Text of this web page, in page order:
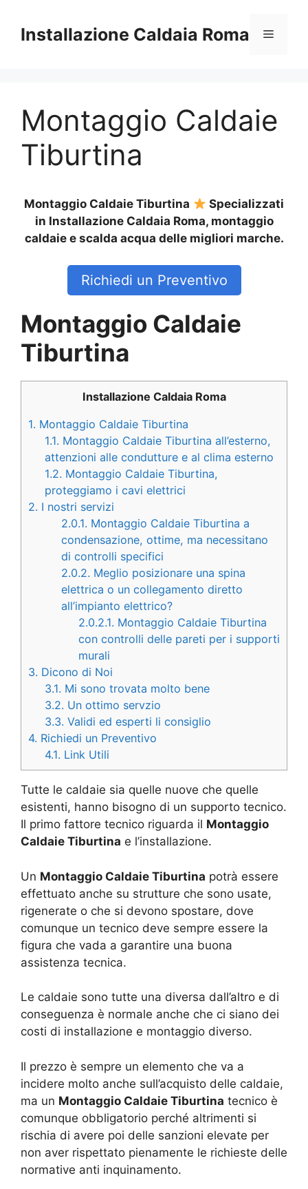
contenuto
Installazione Caldaia Roma Menu
Montaggio Caldaie
Tiburtina
Montaggio Caldaie Tiburtina
Specializzati
in Installazione Caldaia Roma, montaggio
caldaie e scalda acqua delle migliori marche.
Richiedi un Preventivo
Montaggio Caldaie
Tiburtina
Installazione Caldaia Roma
1. Montaggio Caldaie Tiburtina
1.1. Montaggio Caldaie Tiburtina all’esterno,
attenzioni alle condutture e al clima esterno
1.2. Montaggio Caldaie Tiburtina,
proteggiamo i cavi elettrici
2. I nostri servizi
2.0.1. Montaggio Caldaie Tiburtina a
condensazione, ottime, ma necessitano
di controlli specifici
2.0.2. Meglio posizionare una spina
elettrica o un collegamento diretto
all’impianto elettrico?
2.0.2.1. Montaggio Caldaie Tiburtina
con controlli delle pareti per i supporti
murali
3. Dicono di Noi
3.1. Mi sono trovata molto bene
3.2. Un ottimo servzio
3.3. Validi ed esperti li consiglio
4. Richiedi un Preventivo
4.1. Link Utili
Tutte le caldaie sia quelle nuove che quelle
esistenti, hanno bisogno di un supporto tecnico.
Il primo fattore tecnico riguarda il Montaggio
Caldaie Tiburtina e l’installazione.
Un Montaggio Caldaie Tiburtina potrà essere
effettuato anche su strutture che sono usate,
rigenerate o che si devono spostare, dove
comunque un tecnico deve sempre essere la
figura che vada a garantire una buona
assistenza tecnica.
Le caldaie sono tutte una diversa dall’altro e di
conseguenza è normale anche che ci siano dei
costi di installazione e montaggio diverso.
Il prezzo è sempre un elemento che va a
incidere molto anche sull’acquisto delle caldaie,
ma un Montaggio Caldaie Tiburtina tecnico è
comunque obbligatorio perché altrimenti si
rischia di avere poi delle sanzioni elevate per
non aver rispettato pienamente le richieste delle
normative anti inquinamento.